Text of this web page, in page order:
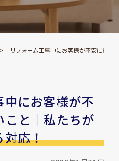
リフォーム工事中にお客様が不安に感じ
中にお客様が不
こと｜私たちが
対応！